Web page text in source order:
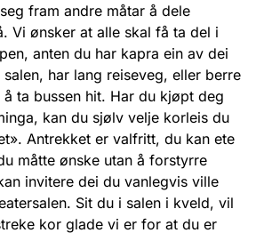
fram andre måtar å dele
Vi ønsker at alle skal få ta del i
anten du har kapra ein av dei
har lang reiseveg, eller berre
ta bussen hit. Har du kjøpt deg
kan du sjølv velje korleis du
Antrekket er valfritt, du kan ete
måtte ønske utan å forstyrre
invitere dei du vanlegvis ville
Sit du i salen i kveld, vil
kor glade vi er for at du er